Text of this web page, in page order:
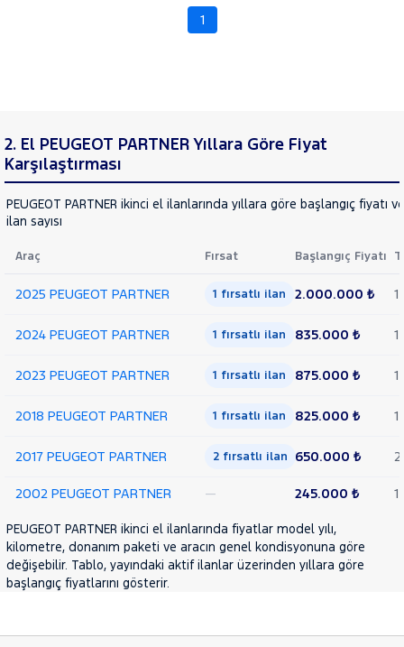
TRAVELLER
J9
PARTNER
1.5 BLUEHDI
START&STOP
BLUEHDI
COMFORT
1.9
RENAULT
SEAT
SKODA
1
2. El PEUGEOT PARTNER Yıllara Göre Fiyat
Karşılaştırması
PEUGEOT PARTNER ikinci el ilanlarında yıllara göre başlangıç fiyatı
ilan sayısı
Araç Fırsat Başlangıç Fiyatı
2025 PEUGEOT PARTNER 1 fırsatlı ilan 2.000.000 ₺ 1
2024 PEUGEOT PARTNER 1 fırsatlı ilan 835.000 ₺ 1
2023 PEUGEOT PARTNER 1 fırsatlı ilan 875.000 ₺ 1
2018 PEUGEOT PARTNER 1 fırsatlı ilan 825.000 ₺ 1
2017 PEUGEOT PARTNER 2 fırsatlı ilan 650.000 ₺ 2
2002 PEUGEOT PARTNER — 245.000 ₺ 1
PEUGEOT PARTNER ikinci el ilanlarında fiyatlar model yılı,
kilometre, donanım paketi ve aracın genel kondisyonuna göre
değişebilir. Tablo, yayındaki aktif ilanlar üzerinden yıllara göre
başlangıç fiyatlarını gösterir.